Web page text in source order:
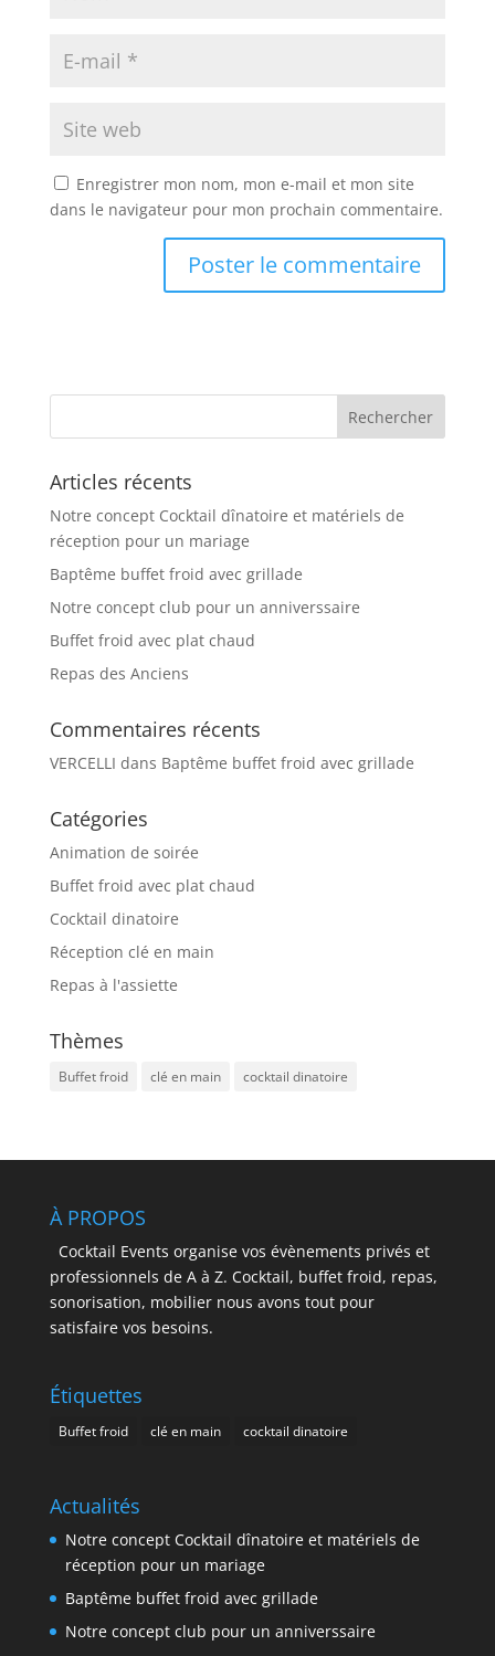
Enregistrer mon nom, mon e-mail et mon site
dans le navigateur pour mon prochain commentaire.
Articles récents
Notre concept Cocktail dînatoire et matériels de
réception pour un mariage
Baptême buffet froid avec grillade
Notre concept club pour un anniverssaire
Buffet froid avec plat chaud
Repas des Anciens
Commentaires récents
VERCELLI dans Baptême buffet froid avec grillade
Catégories
Animation de soirée
Buffet froid avec plat chaud
Cocktail dinatoire
Réception clé en main
Repas à l'assiette
Thèmes
Buffet froid clé en main cocktail dinatoire
À PROPOS
Cocktail Events organise vos évènements privés et
professionnels de A à Z. Cocktail, buffet froid, repas,
sonorisation, mobilier nous avons tout pour
satisfaire vos besoins.
Étiquettes
Buffet froid clé en main cocktail dinatoire
Actualités
Notre concept Cocktail dînatoire et matériels de
réception pour un mariage
Baptême buffet froid avec grillade
Notre concept club pour un anniverssaire